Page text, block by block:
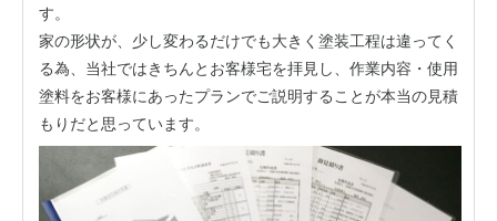
す。
家の形状が、少し変わるだけでも大きく塗装工程は違ってく
る為、当社ではきちんとお客様宅を拝見し、作業内容・使用
塗料をお客様にあったプランでご説明することが本当の見積
もりだと思っています。